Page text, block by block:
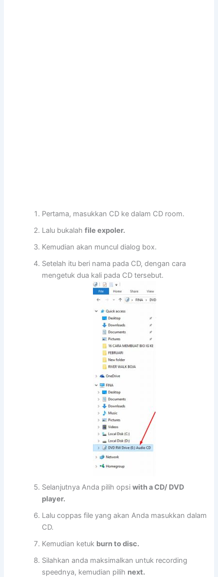
Pertama, masukkan CD ke dalam CD room.
Lalu bukalahfile expoler.
Kemudian akan muncul dialog box.
Setelah itu beri nama pada CD, dengan cara
mengetuk dua kali pada CD tersebut.
Selanjutnya Anda pilih opsiwith a CD/ DVD
player.
Lalu coppas file yang akan Anda masukkan dalam
CD.
Kemudian ketuk burn to disc.
Silahkan anda maksimalkan untuk recording
speednya, kemudian pilih next.